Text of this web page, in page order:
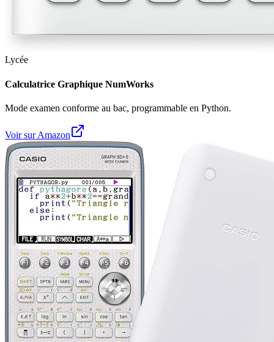
Lycée
Calculatrice Graphique NumWorks
Mode examen conforme au bac, programmable en Python.
Voir sur Amazon